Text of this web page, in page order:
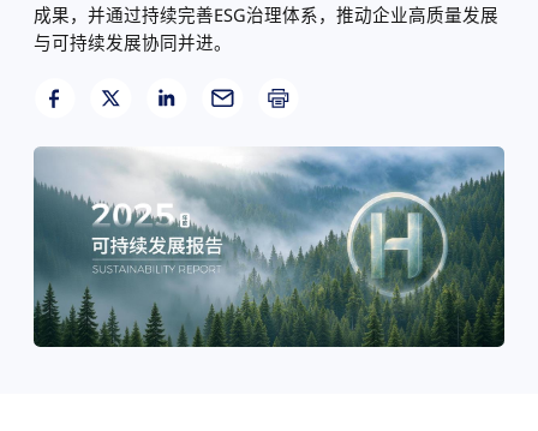
成果，并通过持续完善ESG治理体系，推动企业高质量发展
与可持续发展协同并进。